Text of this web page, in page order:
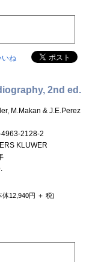
いね
2nd ed.
M.Makan & J.E.Perez
4963-2128-2
KLUWER
体12,940円 ＋ 税)